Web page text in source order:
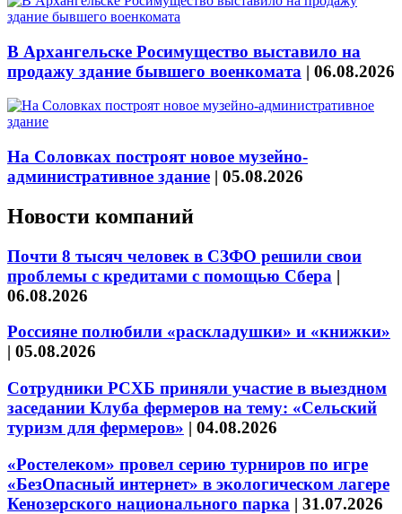
В Архангельске Росимущество выставило на
продажу здание бывшего военкомата | 06.08.2026
На Соловках построят новое музейно-
административное здание | 05.08.2026
Новости компаний
Почти 8 тысяч человек в СЗФО решили свои
проблемы с кредитами с помощью Сбера |
06.08.2026
Россияне полюбили «раскладушки» и «книжки»
| 05.08.2026
Сотрудники РСХБ приняли участие в выездном
заседании Клуба фермеров на тему: «Сельский
туризм для фермеров» | 04.08.2026
«Ростелеком» провел серию турниров по игре
«БезОпасный интернет» в экологическом лагере
Кенозерского национального парка | 31.07.2026